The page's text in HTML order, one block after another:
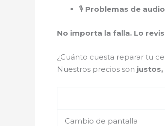
🎙️ Problemas de
No importa la falla. Lo
¿Cuánto cuesta reparar tu
Nuestros precios son
Cambio de pantalla